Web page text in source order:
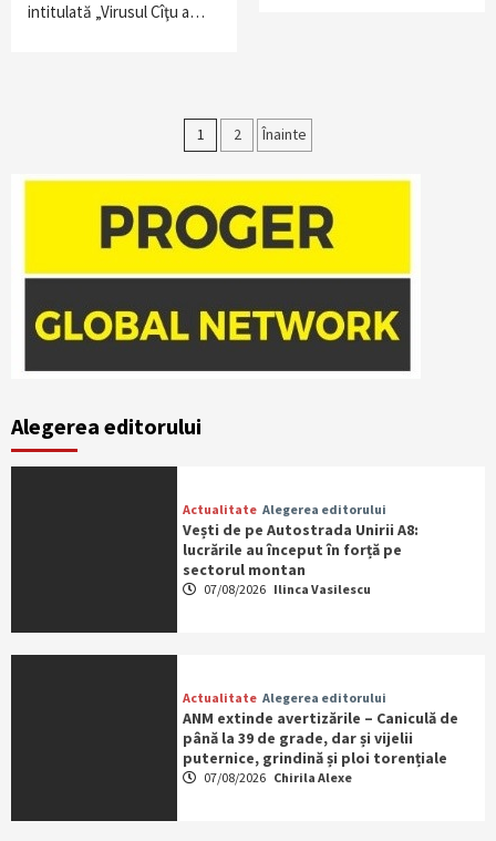
intitulată „Virusul Cîţu a…
Paginație
articole
1 2 Înainte
Alegerea editorului
Actualitate Alegerea editorului
Vești de pe Autostrada Unirii A8:
lucrările au început în forță pe
sectorul montan
07/08/2026 Ilinca Vasilescu
Actualitate Alegerea editorului
ANM extinde avertizările – Caniculă de
până la 39 de grade, dar și vijelii
puternice, grindină și ploi torențiale
07/08/2026 Chirila Alexe